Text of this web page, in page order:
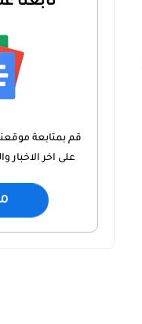
قم بمتابعة
على اخر الاخبار